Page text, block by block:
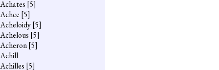
Achates [5]
Achce [5]
Acheloidy[5]
Achelous [5]
Acheron[5]
Achill
Achilles [5]